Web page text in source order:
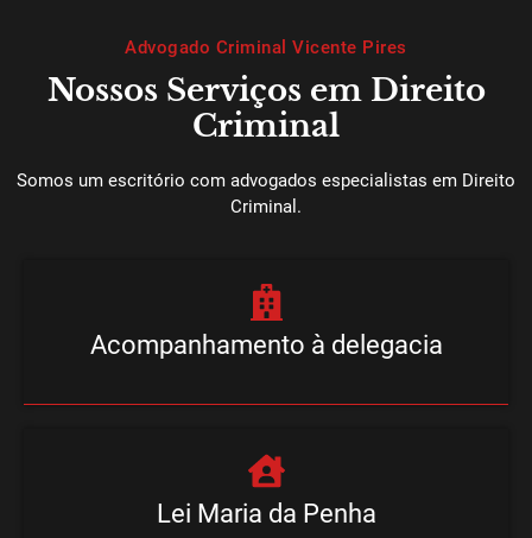
Advogado Criminal Vicente Pires
Nossos Serviços em Direito
Criminal
Somos um escritório com advogados especialistas em Direito
Criminal.
Acompanhamento à delegacia
Lei Maria da Penha